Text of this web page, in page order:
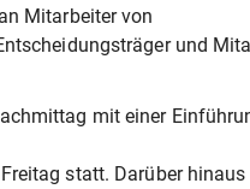
Mitarbeiter von
und
mit einer
statt. Darüber hinaus